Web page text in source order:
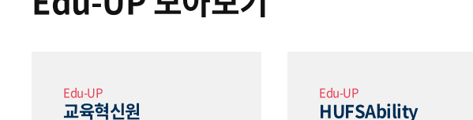
Edu-UP
교육혁신원
Edu-UP
HUFSAbility